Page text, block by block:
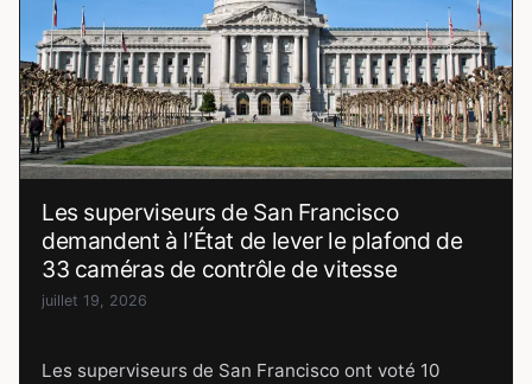
Les superviseurs de San Francisco
demandent à l’État de lever le plafond de
33 caméras de contrôle de vitesse
juillet 19, 2026
Les superviseurs de San Francisco ont voté 10